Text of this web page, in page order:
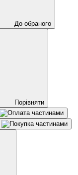
До обраного
Порівняти